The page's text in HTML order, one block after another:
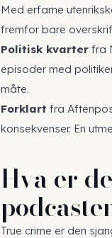
Med erfarne
fremfor bare
Politisk kvarter fra
episoder med
måte.
Forklart fra
konsekvenser. En
Hva er
True crime er den